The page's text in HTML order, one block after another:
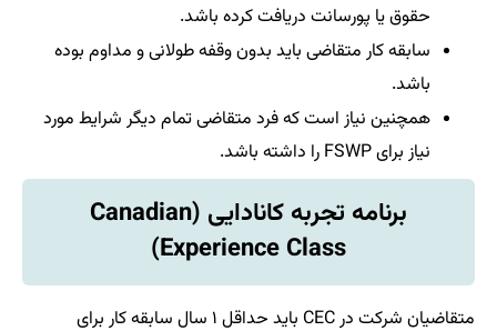
حقوق یا پورسانت دریافت کرده باشد.
سابقه کار متقاضی باید بدون وقفه طولانی و مداوم بوده
باشد.
همچنین نیاز است که فرد متقاضی تمام دیگر شرایط مورد
نیاز برای FSWP‌ را داشته باشد.
برنامه تجربه کانادایی (Canadian
Experience Class)
متقاضیان شرکت در CEC باید حداقل ۱ سال سابقه کار برای